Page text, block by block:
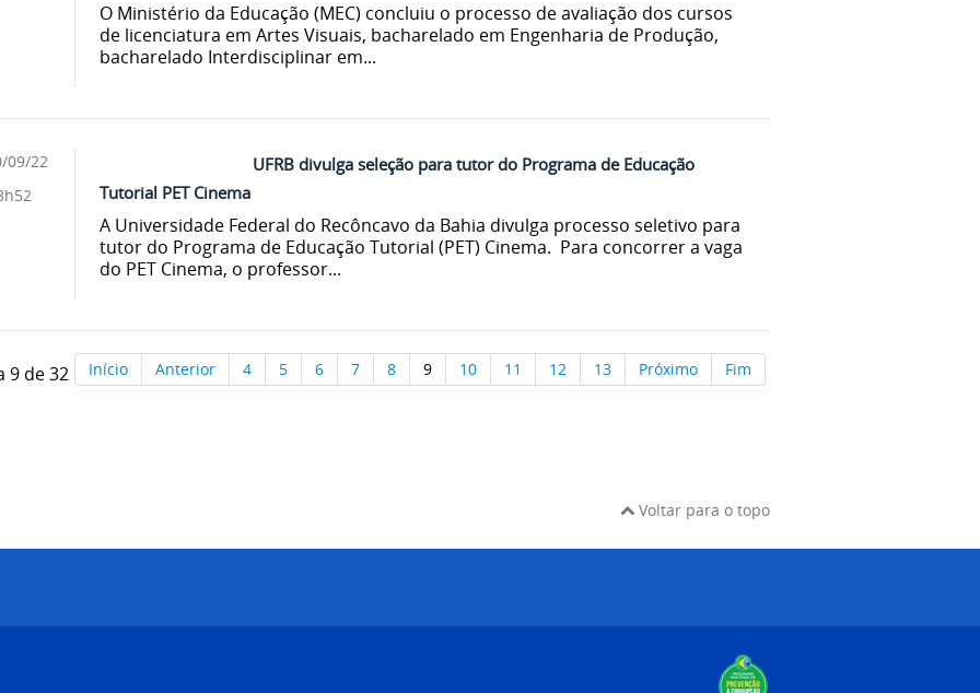
O Ministério da Educação (MEC) concluiu o processo de avaliação dos cursos
de licenciatura em Artes Visuais, bacharelado em Engenharia de Produção,
bacharelado Interdisciplinar em...
UFRB divulga seleção para tutor do Programa de Educação
Tutorial PET Cinema
A Universidade Federal do Recôncavo da Bahia divulga processo seletivo para
tutor do Programa de Educação Tutorial (PET) Cinema. Para concorrer a vaga
do PET Cinema, o professor...
09/22
9 de 32 Início Anterior 4 5 6 7 8 9 10 11 12 13 Próximo Fim
Voltar para o topo